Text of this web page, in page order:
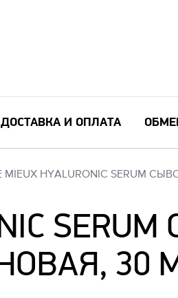
ДОСТАВКА И ОПЛАТА
MIEUX HYALURONIC SERUM
30